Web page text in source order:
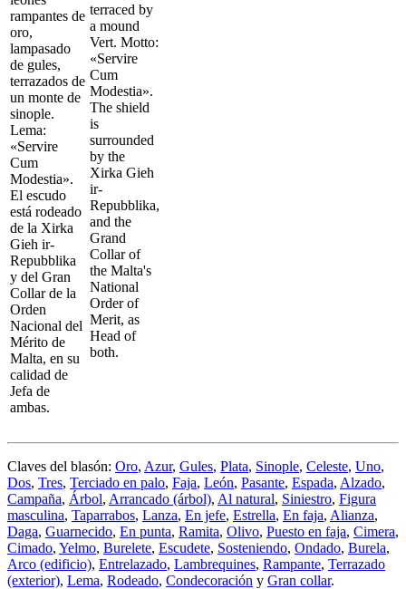
rampantes de
oro,
lampasado
de gules,
terrazados de
un monte de
sinople.
Lema:
«Servire
Cum
Modestia».
El escudo
está rodeado
de la Xirka
Gieh ir-
Repubblika
y del Gran
Collar de la
Orden
Nacional del
Mérito de
Malta, en su
calidad de
Jefa de
ambas.
terraced by
a mound
Vert. Motto:
«Servire
Cum
Modestia».
The shield
is
surrounded
by the
Xirka Gieh
ir-
Repubblika,
and the
Grand
Collar of
the Malta's
National
Order of
Merit, as
Head of
both.
Claves del blasón: Oro, Azur, Gules, Plata, Sinople, Celeste, Uno,
Dos, Tres, Terciado en palo, Faja, León, Pasante, Espada, Alzado,
Campaña, Árbol, Arrancado (árbol), Al natural, Siniestro, Figura
masculina, Taparrabos, Lanza, En jefe, Estrella, En faja, Alianza,
Daga, Guarnecido, En punta, Ramita, Olivo, Puesto en faja, Cimera,
Cimado, Yelmo, Burelete, Escudete, Sosteniendo, Ondado, Burela,
Arco (edificio), Entrelazado, Lambrequines, Rampante, Terrazado
(exterior), Lema, Rodeado, Condecoración y Gran collar.